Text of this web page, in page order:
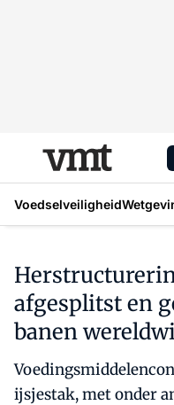
Voedselveiligheid
afgesplitst en
banen
ijsjestak, met onder